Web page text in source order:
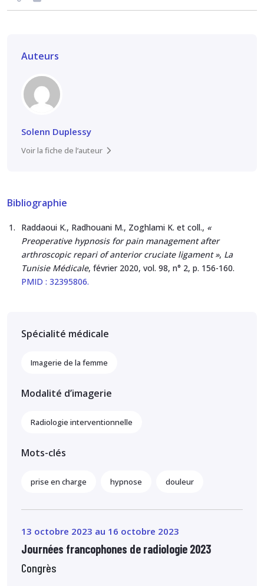
Auteurs
Solenn Duplessy
Voir la fiche de l’auteur
Bibliographie
Raddaoui K., Radhouani M., Zoghlami K. et coll., «
Preoperative hypnosis for pain management after
arthroscopic repari of anterior cruciate ligament », La
Tunisie Médicale, février 2020, vol. 98, n° 2, p. 156-160.
PMID : 32395806.
Spécialité médicale
Imagerie de la femme
Modalité d’imagerie
Radiologie interventionnelle
Mots-clés
prise en charge hypnose douleur
13 octobre 2023 au 16 octobre 2023
Journées francophones de radiologie 2023
Congrès